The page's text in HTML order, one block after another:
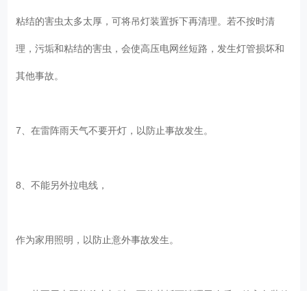
粘结的害虫太多太厚，可将吊灯装置拆下再清理。若不按时清
理，污垢和粘结的害虫，会使高压电网丝短路，发生灯管损坏和
其他事故。
7、在雷阵雨天气不要开灯，以防止事故发生。
8、不能另外拉电线，
作为家用照明，以防止意外事故发生。